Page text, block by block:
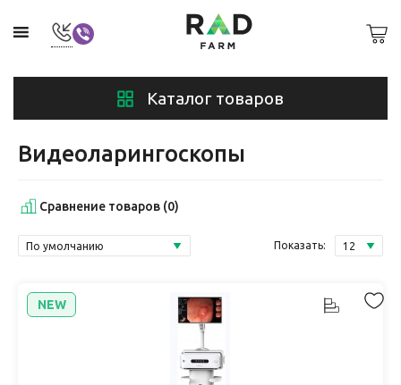
Каталог товаров
Видеоларингоскопы
Сравнение товаров (0)
Показать:
NEW